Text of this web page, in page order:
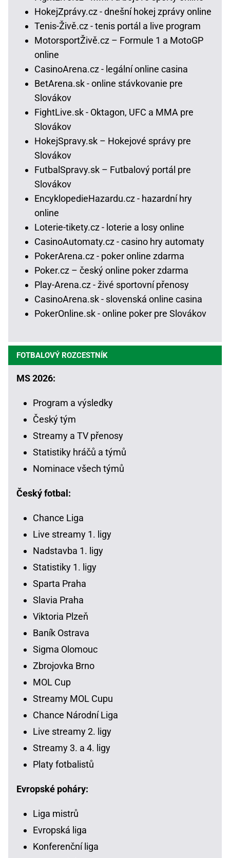
HokejZprávy.cz - dnešní hokej zprávy online
Tenis-Živě.cz - tenis portál a live program
MotorsportŽivě.cz – Formule 1 a MotoGP
online
CasinoArena.cz - legální online casina
BetArena.sk - online stávkovanie pre
Slovákov
FightLive.sk - Oktagon, UFC a MMA pre
Slovákov
HokejSpravy.sk – Hokejové správy pre
Slovákov
FutbalSpravy.sk – Futbalový portál pre
Slovákov
EncyklopedieHazardu.cz - hazardní hry
online
Loterie-tikety.cz - loterie a losy online
CasinoAutomaty.cz - casino hry automaty
PokerArena.cz - poker online zdarma
Poker.cz – český online poker zdarma
Play-Arena.cz - živé sportovní přenosy
CasinoArena.sk - slovenská online casina
PokerOnline.sk - online poker pre Slovákov
FOTBALOVÝ ROZCESTNÍK
MS 2026:
Program a výsledky
Český tým
Streamy a TV přenosy
Statistiky hráčů a týmů
Nominace všech týmů
Český fotbal:
Chance Liga
Live streamy 1. ligy
Nadstavba 1. ligy
Statistiky 1. ligy
Sparta Praha
Slavia Praha
Viktoria Plzeň
Baník Ostrava
Sigma Olomouc
Zbrojovka Brno
MOL Cup
Streamy MOL Cupu
Chance Národní Liga
Live streamy 2. ligy
Streamy 3. a 4. ligy
Platy fotbalistů
Evropské poháry:
Liga mistrů
Evropská liga
Konferenční liga